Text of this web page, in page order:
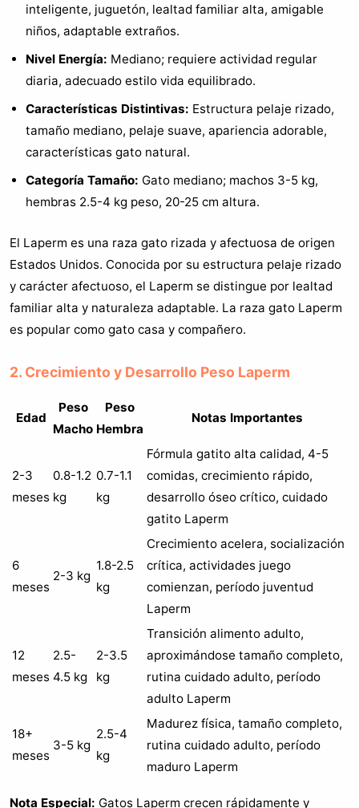
inteligente, juguetón, lealtad familiar alta, amigable
niños, adaptable extraños.
Nivel Energía: Mediano; requiere actividad regular
diaria, adecuado estilo vida equilibrado.
Características Distintivas: Estructura pelaje rizado,
tamaño mediano, pelaje suave, apariencia adorable,
características gato natural.
Categoría Tamaño: Gato mediano; machos 3-5 kg,
hembras 2.5-4 kg peso, 20-25 cm altura.
El Laperm es una raza gato rizada y afectuosa de origen
Estados Unidos. Conocida por su estructura pelaje rizado
y carácter afectuoso, el Laperm se distingue por lealtad
familiar alta y naturaleza adaptable. La raza gato Laperm
es popular como gato casa y compañero.
2. Crecimiento y Desarrollo Peso Laperm
Edad
Peso
Macho
Peso
Hembra
Notas Importantes
2-3
meses
0.8-1.2
kg
0.7-1.1
kg
Fórmula gatito alta calidad, 4-5
comidas, crecimiento rápido,
desarrollo óseo crítico, cuidado
gatito Laperm
6
meses
2-3 kg
1.8-2.5
kg
Crecimiento acelera, socialización
crítica, actividades juego
comienzan, período juventud
Laperm
12
meses
2.5-
4.5 kg
2-3.5
kg
Transición alimento adulto,
aproximándose tamaño completo,
rutina cuidado adulto, período
adulto Laperm
18+
meses
3-5 kg
2.5-4
kg
Madurez física, tamaño completo,
rutina cuidado adulto, período
maduro Laperm
Nota Especial: Gatos Laperm crecen rápidamente y